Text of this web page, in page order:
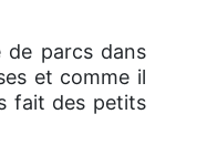
de parcs dans
et comme il
fait des petits